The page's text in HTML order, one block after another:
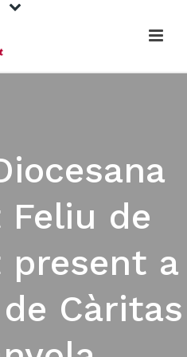
Feliu de
present a
Càritas